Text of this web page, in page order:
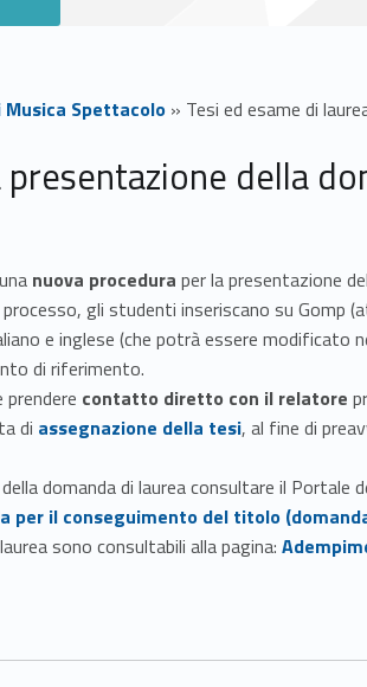
Musica Spettacolo » Tesi ed esame di
della
nuova procedura per la presentazione
processo, gli studenti inseriscano su Gomp
e inglese (che potrà essere modificato
di riferimento.
contatto diretto con il relatore
di assegnazione della tesi, al fine di
domanda di laurea consultare il Portale
per il conseguimento del titolo
sono consultabili alla pagina: Link identifier #identifier__17466-3